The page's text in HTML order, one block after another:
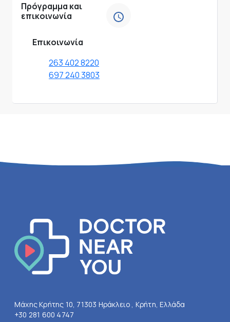
Πρόγραμμα και
επικοινωνία
Επικοινωνία
263 402 8220
697 240 3803
Μάχης Κρήτης 10, 71303 Ηράκλειο , Κρήτη, Ελλάδα
+30 281 600 4747